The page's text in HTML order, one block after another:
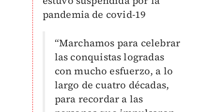
pandemia de covid-19
“Marchamos para celebrar
las conquistas logradas
con mucho esfuerzo, a lo
largo de cuatro décadas,
para recordar a las